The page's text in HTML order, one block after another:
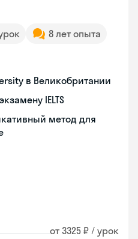
8 лет опыта
в Великобритании
IELTS
метод для
от 3325 ₽ / урок